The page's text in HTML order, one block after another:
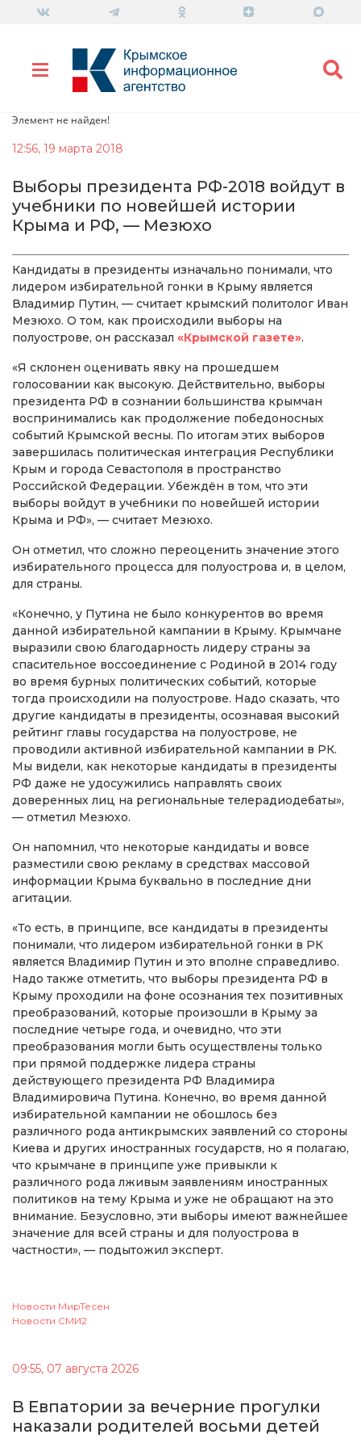
Элемент не найден!
12:56, 19 марта 2018
Выборы президента РФ-2018 войдут в
учебники по новейшей истории
Крыма и РФ, — Мезюхо
Кандидаты в президенты изначально понимали, что
лидером избирательной гонки в Крыму является
Владимир Путин, — считает крымский политолог Иван
Мезюхо. О том, как происходили выборы на
полуострове, он рассказал «Крымской газете».
«Я склонен оценивать явку на прошедшем
голосовании как высокую. Действительно, выборы
президента РФ в сознании большинства крымчан
воспринимались как продолжение победоносных
событий Крымской весны. По итогам этих выборов
завершилась политическая интеграция Республики
Крым и города Севастополя в пространство
Российской Федерации. Убеждён в том, что эти
выборы войдут в учебники по новейшей истории
Крыма и РФ», — считает Мезюхо.
Он отметил, что сложно переоценить значение этого
избирательного процесса для полуострова и, в целом,
для страны.
«Конечно, у Путина не было конкурентов во время
данной избирательной кампании в Крыму. Крымчане
выразили свою благодарность лидеру страны за
спасительное воссоединение с Родиной в 2014 году
во время бурных политических событий, которые
тогда происходили на полуострове. Надо сказать, что
другие кандидаты в президенты, осознавая высокий
рейтинг главы государства на полуострове, не
проводили активной избирательной кампании в РК.
Мы видели, как некоторые кандидаты в президенты
РФ даже не удосужились направлять своих
доверенных лиц на региональные телерадиодебаты»,
— отметил Мезюхо.
Он напомнил, что некоторые кандидаты и вовсе
разместили свою рекламу в средствах массовой
информации Крыма буквально в последние дни
агитации.
«То есть, в принципе, все кандидаты в президенты
понимали, что лидером избирательной гонки в РК
является Владимир Путин и это вполне справедливо.
Надо также отметить, что выборы президента РФ в
Крыму проходили на фоне осознания тех позитивных
преобразований, которые произошли в Крыму за
последние четыре года, и очевидно, что эти
преобразования могли быть осуществлены только
при прямой поддержке лидера страны
действующего президента РФ Владимира
Владимировича Путина. Конечно, во время данной
избирательной кампании не обошлось без
различного рода антикрымских заявлений со стороны
Киева и других иностранных государств, но я полагаю,
что крымчане в принципе уже привыкли к
различного рода лживым заявлениям иностранных
политиков на тему Крыма и уже не обращают на это
внимание. Безусловно, эти выборы имеют важнейшее
значение для всей страны и для полуострова в
частности», — подытожил эксперт.
Новости МирТесен
Новости СМИ2
09:55, 07 августа 2026
В Евпатории за вечерние прогулки
наказали родителей восьми детей